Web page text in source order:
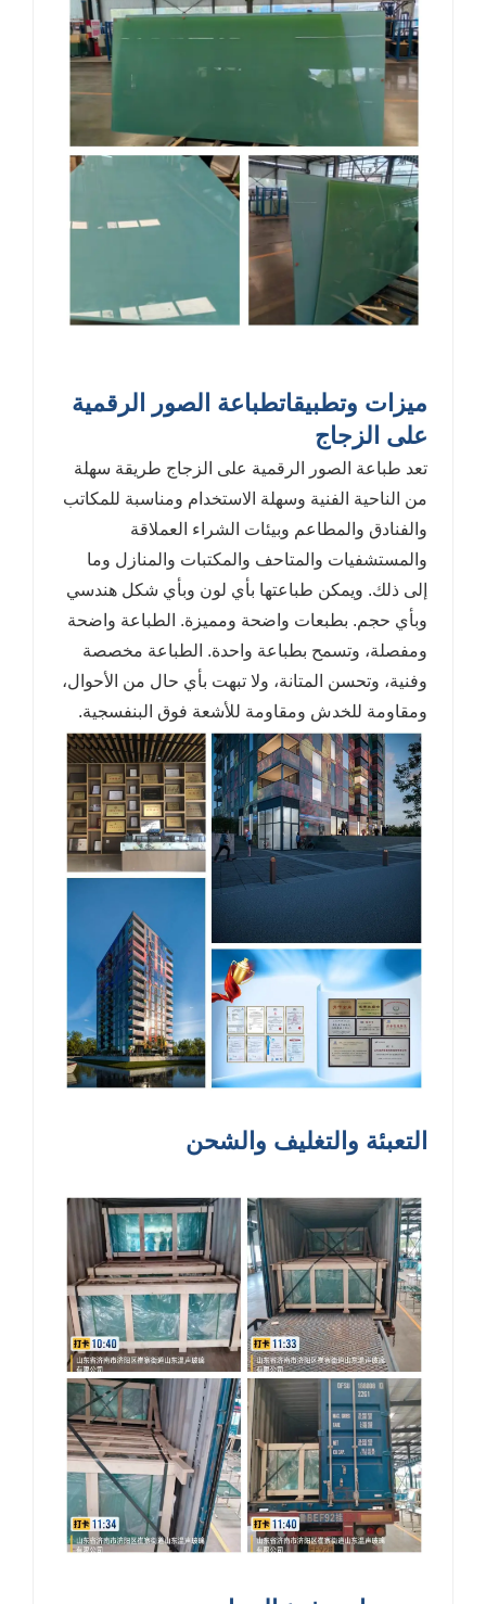
ميزات وتطبيقاتطباعة الصور الرقمية
على الزجاج
تعد طباعة الصور الرقمية على الزجاج طريقة سهلة
من الناحية الفنية وسهلة الاستخدام ومناسبة للمكاتب
والفنادق والمطاعم وبيئات الشراء العملاقة
والمستشفيات والمتاحف والمكتبات والمنازل وما
إلى ذلك. ويمكن طباعتها بأي لون وبأي شكل هندسي
وبأي حجم. بطبعات واضحة ومميزة. الطباعة واضحة
ومفصلة، ​​وتسمح بطباعة واحدة. الطباعة مخصصة
وفنية، وتحسن المتانة، ولا تبهت بأي حال من الأحوال،
ومقاومة للخدش ومقاومة للأشعة فوق البنفسجية.
التعبئة والتغليف والشحن